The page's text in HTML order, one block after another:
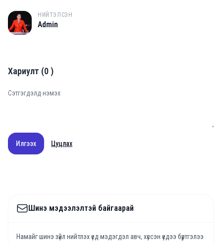
A
НИЙТЭЛСЭН
Admin
Хариулт (0)
Илгээх Цуцлах
Шинэ мэдээлэлтэй байгаарай
Намайг шинэ зүйл нийтлэх үед мэдэгдэл авч, хүссэн үедээ бүртгэлээ